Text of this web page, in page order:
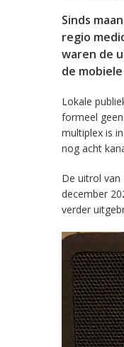
Sinds
regio
waren de
de
Lokale
formeel
multiplex is
nog acht
De uitrol van
december
verder